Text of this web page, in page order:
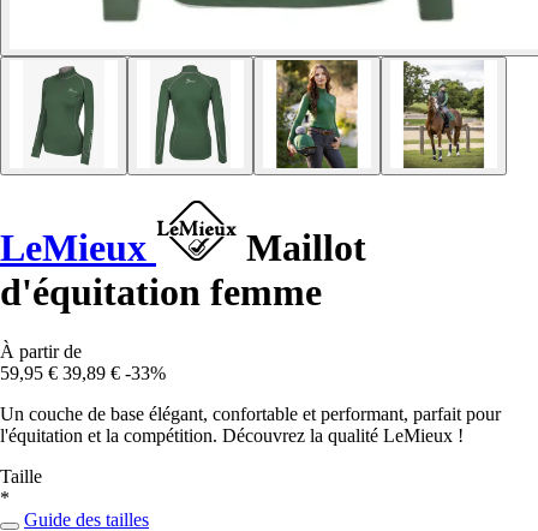
LeMieux
Maillot
d'équitation femme
À partir de
59,95 € 39,89 € -33%
Un couche de base élégant, confortable et performant, parfait pour
l'équitation et la compétition. Découvrez la qualité LeMieux !
Taille
*
Guide des tailles